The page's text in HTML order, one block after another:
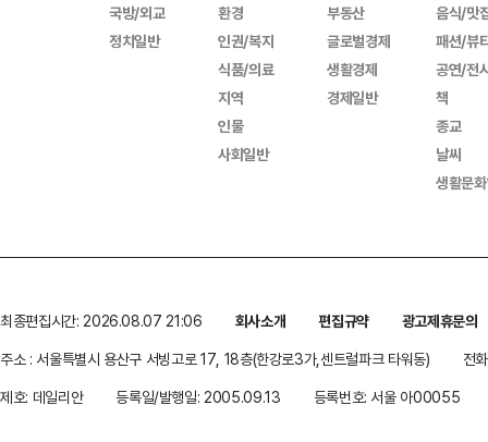
국방/외교
정치일반
환경
인권/복지
식품/의료
지역
인물
사회일반
부동산
글로벌경제
생활경제
경제일반
음식/맛
패션/뷰
공연/전
책
종교
날씨
생활문
최종편집시간: 2026.08.07 21:06 회사소개 편집규약
광고제휴문의
주소 : 서울특별시 용산구 서빙고로 17, 18층(한강로3가,센트럴파크 타워동)
전
제호: 데일리안
등록일/발행일: 2005.09.13 등록번호: 서울 아00055